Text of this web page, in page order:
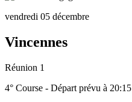
vendredi 05 décembre
Vincennes
Réunion 1
4° Course - Départ prévu à 20:15